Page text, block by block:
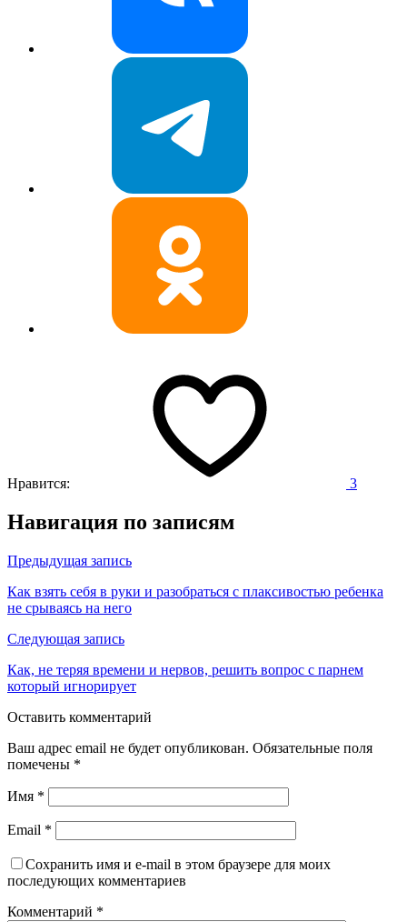
Нравится: 3
Навигация по записям
Предыдущая запись
Как взять себя в руки и разобраться с плаксивостью ребенка
не срываясь на него
Следующая запись
Как, не теряя времени и нервов, решить вопрос с парнем
который игнорирует
Оставить комментарий
Ваш адрес email не будет опубликован. Обязательные поля
помечены *
Имя *
Email *
Сохранить имя и e-mail в этом браузере для моих
последующих комментариев
Комментарий *